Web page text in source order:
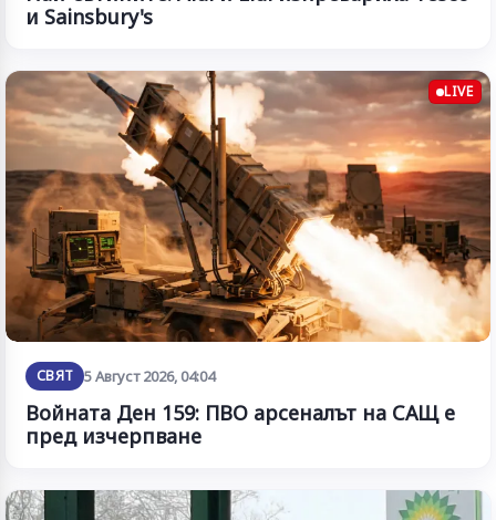
и Sainsbury's
LIVE
СВЯТ 5 Август 2026, 04:04
Войната Ден 159: ПВО арсеналът на САЩ е
пред изчерпване